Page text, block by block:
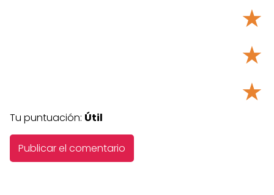
★
★
★
Tu puntuación: Útil